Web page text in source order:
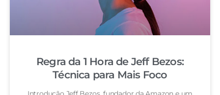
Regra da 1 Hora de Jeff Bezos:
Técnica para Mais Foco